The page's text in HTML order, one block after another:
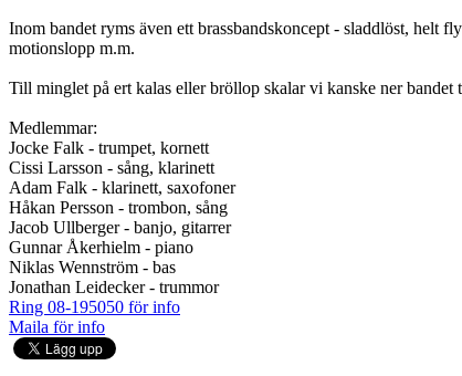
Inom bandet ryms även ett brassbandskoncept - sladdlöst, helt
motionslopp m.m.
Till minglet på ert kalas eller bröllop skalar vi kanske ner
Medlemmar:
Jocke Falk - trumpet, kornett
Cissi Larsson - sång, klarinett
Adam Falk - klarinett, saxofoner
Håkan Persson - trombon, sång
Jacob Ullberger - banjo, gitarrer
Gunnar Åkerhielm - piano
Niklas Wennström - bas
Jonathan Leidecker - trummor
Ring 08-195050 för info
Maila för info